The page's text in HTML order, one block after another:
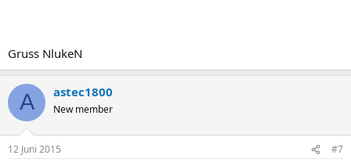
Gruss NlukeN
A astec1800
New member
12 Juni 2015 #7